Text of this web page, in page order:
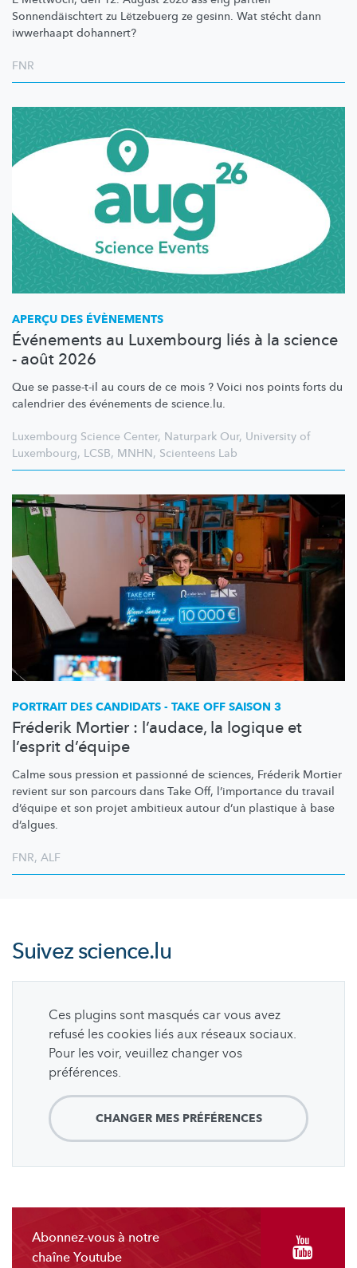
Sonnendäischtert zu Lëtzebuerg ze gesinn. Wat stécht dann
iwwerhaapt dohannert?
FNR
APERÇU DES ÉVÈNEMENTS
Événements au Luxembourg liés à la science
- août 2026
Que se passe-t-il au cours de ce mois ? Voici nos points forts du
calendrier des événements de science.lu.
Luxembourg Science Center, Naturpark Our, University of
Luxembourg, LCSB, MNHN, Scienteens Lab
PORTRAIT DES CANDIDATS - TAKE OFF SAISON 3
Fréderik Mortier : l’audace, la logique et
l’esprit d’équipe
Calme sous pression et passionné de sciences, Fréderik Mortier
revient sur son parcours dans Take Off, l’importance du travail
d’équipe et son projet ambitieux autour d’un plastique à base
d’algues.
FNR, ALF
Suivezscience.lu
Ces plugins sont masqués car vous avez
refusé les cookies liés aux réseaux sociaux.
Pour les voir, veuillez changer vos
préférences.
CHANGER MES PRÉFÉRENCES
Abonnez-vous à notre
chaîne Youtube